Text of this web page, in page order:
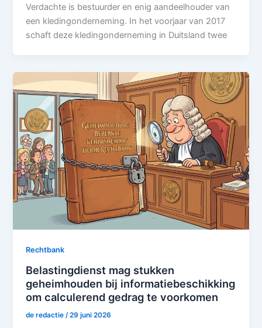
Verdachte is bestuurder en enig aandeelhouder van
een kledingonderneming. In het voorjaar van 2017
schaft deze kledingonderneming in Duitsland twee
Rechtbank
Belastingdienst mag stukken
geheimhouden bij informatiebeschikking
om calculerend gedrag te voorkomen
de redactie /29 juni 2026